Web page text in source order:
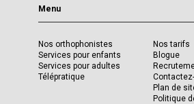
Menu
Nos orthophonistes
Services pour enfants
Services pour adultes
Télépratique
Nos tarifs
Blogue
Plan de
Politique